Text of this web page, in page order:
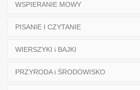
WSPIERANIE MOWY
PISANIE I CZYTANIE
WIERSZYKI i BAJKI
PRZYRODA i ŚRODOWISKO